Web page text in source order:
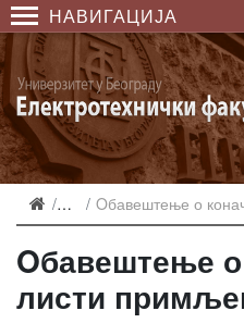
НАВИГАЦИЈА
ВестиOбавештење о коначној ранг листи
Oбавештење о
листи